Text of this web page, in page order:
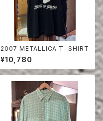
2007 METALLICA T- SHIRT
¥10,780